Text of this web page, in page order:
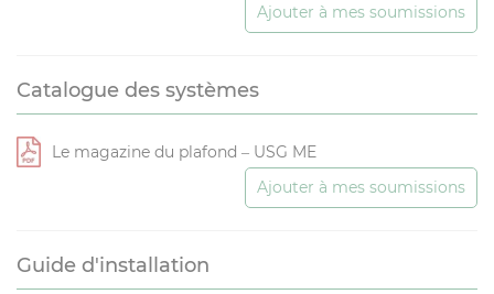
Ajouter à mes soumissions
Catalogue des systèmes
Le magazine du plafond – USG ME
Ajouter à mes soumissions
Guide d'installation